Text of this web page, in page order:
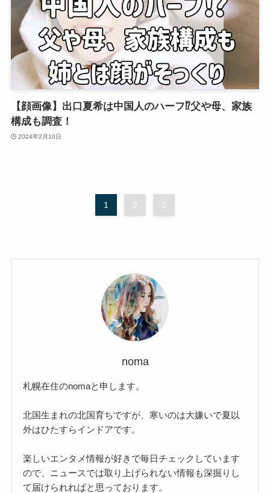
【顔画像】出口夏希は中国人のハーフ⁉父や母、家族
構成も調査！
2024年2月10日
1 2 3
noma
札幌在住のnomaと申します。
北国生まれの北国育ちですが、寒いのは大嫌いで夏以
外はひたすらインドアです。
楽しいエンタメ情報が好きで毎日チェックしています
ので、ニュースでは取り上げられない情報も深掘りし
て届けられればと思っております。